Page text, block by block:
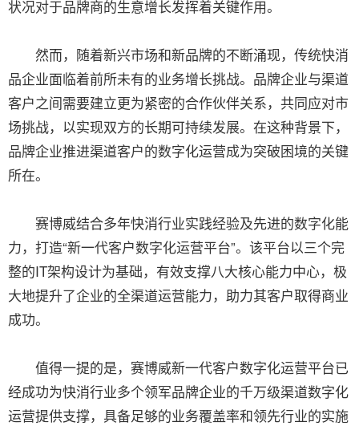
状况对于品牌商的生意增长发挥着关键作用。
然而，随着新兴市场和新品牌的不断涌现，传统快消
品企业面临着前所未有的业务增长挑战。品牌企业与渠道
客户之间需要建立更为紧密的合作伙伴关系，共同应对市
场挑战，以实现双方的长期可持续发展。在这种背景下，
品牌企业推进渠道客户的数字化运营成为突破困境的关键
所在。
赛博威结合多年快消行业实践经验及先进的数字化能
力，打造“新一代客户数字化运营平台”。该平台以三个完
整的IT架构设计为基础，有效支撑八大核心能力中心，极
大地提升了企业的全渠道运营能力，助力其客户取得商业
成功。
值得一提的是，赛博威新一代客户数字化运营平台已
经成功为快消行业多个领军品牌企业的千万级渠道数字化
运营提供支撑，具备足够的业务覆盖率和领先行业的实施